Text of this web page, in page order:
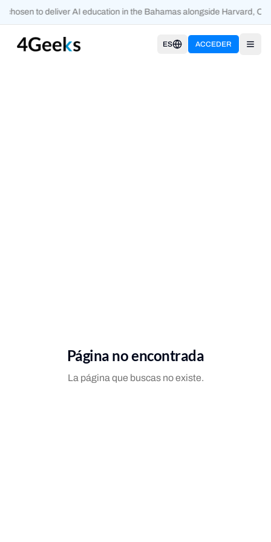
chosen to deliver AI education in the Bahamas alongside Harvard,
ES ACCEDER
Página no encontrada
La página que buscas no existe.